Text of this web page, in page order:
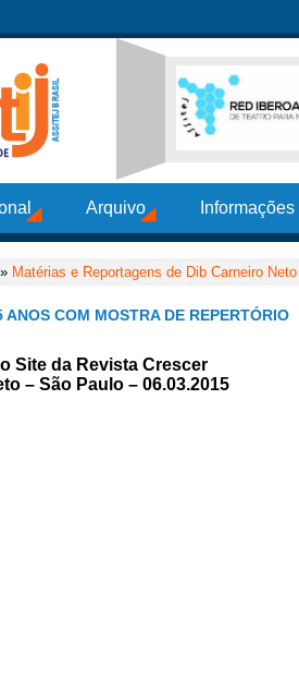
Arquivo
Matérias e Reportagens de Dib Carneiro Neto
COM MOSTRA DE REPERTÓRIO
Site da Revista Crescer
– São Paulo – 06.03.2015